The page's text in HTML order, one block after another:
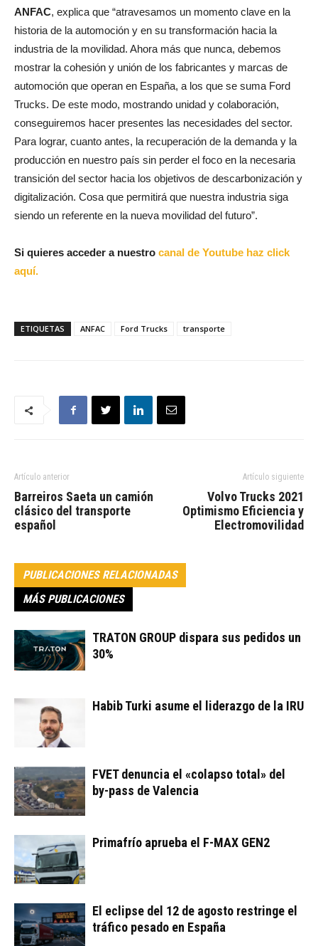
ANFAC, explica que “atravesamos un momento clave en la
historia de la automoción y en su transformación hacia la
industria de la movilidad. Ahora más que nunca, debemos
mostrar la cohesión y unión de los fabricantes y marcas de
automoción que operan en España, a los que se suma Ford
Trucks. De este modo, mostrando unidad y colaboración,
conseguiremos hacer presentes las necesidades del sector.
Para lograr, cuanto antes, la recuperación de la demanda y la
producción en nuestro país sin perder el foco en la necesaria
transición del sector hacia los objetivos de descarbonización y
digitalización. Cosa que permitirá que nuestra industria siga
siendo un referente en la nueva movilidad del futuro”.
Si quieres acceder a nuestro canal de Youtube haz click
aquí.
ETIQUETAS ANFAC Ford Trucks transporte
Artículo anterior
Barreiros Saeta un camión
clásico del transporte
español
Artículo siguiente
Volvo Trucks 2021
Optimismo Eficiencia y
Electromovilidad
PUBLICACIONES RELACIONADAS
MÁS PUBLICACIONES
TRATON GROUP dispara sus pedidos un
30%
Habib Turki asume el liderazgo de la IRU
FVET denuncia el «colapso total» del
by-pass de Valencia
Primafrío aprueba el F-MAX GEN2
El eclipse del 12 de agosto restringe el
tráfico pesado en España